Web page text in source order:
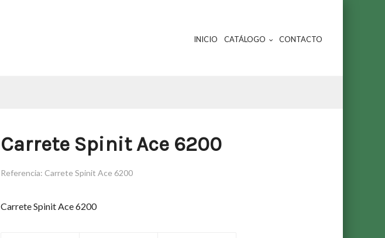
INICIO CATÁLOGO CONTACTO
Carrete Spinit Ace 6200
Referencia: Carrete Spinit Ace 6200
Carrete Spinit Ace 6200